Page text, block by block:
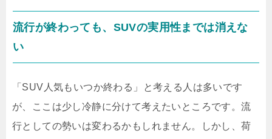
流行が終わっても、SUVの実用性までは消えな
い
「SUV人気もいつか終わる」と考える人は多いです
が、ここは少し冷静に分けて考えたいところです。流
行としての勢いは変わるかもしれません。しかし、荷